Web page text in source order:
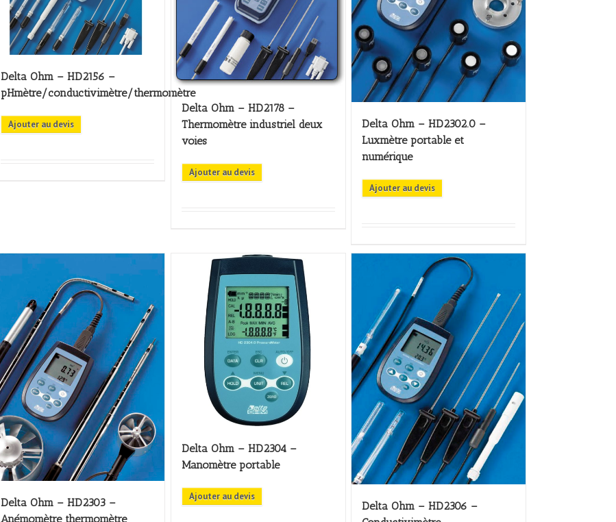
Delta Ohm – HD2156 –
pHmètre/conductivimètre/thermomètre
Ajouter au devis
Delta Ohm – HD2178 –
Thermomètre industriel deux
voies
Ajouter au devis
Delta Ohm – HD2302.0 –
Luxmètre portable et
numérique
Ajouter au devis
Delta Ohm – HD2303 –
Anémomètre thermomètre
Delta Ohm – HD2304 –
Manomètre portable
Ajouter au devis
Delta Ohm – HD2306 –